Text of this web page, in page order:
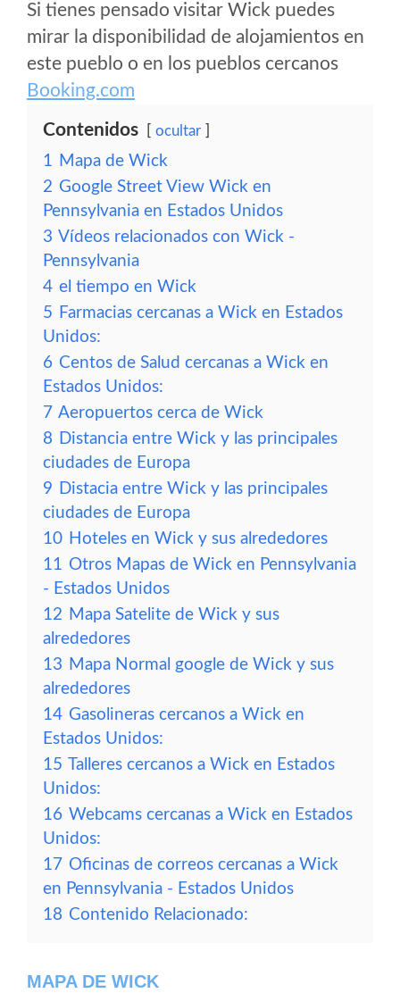
Si tienes pensado visitar Wick puedes
mirar la disponibilidad de alojamientos en
este pueblo o en los pueblos cercanos
Booking.com
Contenidos ocultar
1 Mapa de Wick
2 Google Street View Wick en
Pennsylvania en Estados Unidos
3 Vídeos relacionados con Wick -
Pennsylvania
4 el tiempo en Wick
5 Farmacias cercanas a Wick en Estados
Unidos:
6 Centos de Salud cercanas a Wick en
Estados Unidos:
7 Aeropuertos cerca de Wick
8 Distancia entre Wick y las principales
ciudades de Europa
9 Distacia entre Wick y las principales
ciudades de Europa
10 Hoteles en Wick y sus alrededores
11 Otros Mapas de Wick en Pennsylvania
- Estados Unidos
12 Mapa Satelite de Wick y sus
alrededores
13 Mapa Normal google de Wick y sus
alrededores
14 Gasolineras cercanos a Wick en
Estados Unidos:
15 Talleres cercanos a Wick en Estados
Unidos:
16 Webcams cercanas a Wick en Estados
Unidos:
17 Oficinas de correos cercanas a Wick
en Pennsylvania - Estados Unidos
18 Contenido Relacionado:
MAPA DE WICK